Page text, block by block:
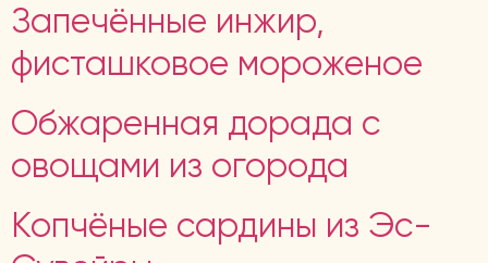
Запечённые инжир,
фисташковое мороженое
Обжаренная дорада с
овощами из огорода
Копчёные сардины из Эс-